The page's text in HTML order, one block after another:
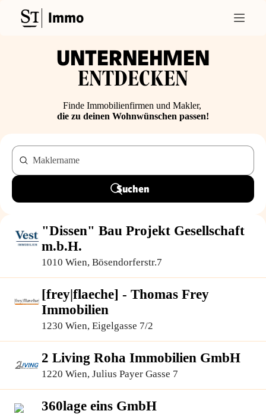
Immo
UNTERNEHMEN
ENTDECKEN
Finde Immobilienfirmen und Makler,
die zu deinen Wohnwünschen passen!
Maklername
Suchen
"Dissen" Bau Projekt Gesellschaft
m.b.H.
1010 Wien, Bösendorferstr.7
[frey|flaeche] - Thomas Frey
Immobilien
1230 Wien, Eigelgasse 7/2
2 Living Roha Immobilien GmbH
1220 Wien, Julius Payer Gasse 7
360lage eins GmbH